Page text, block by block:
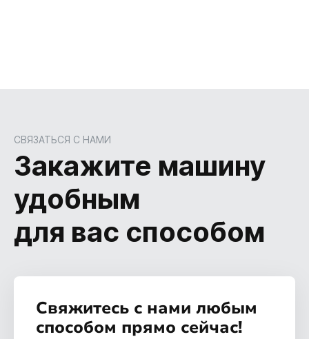
СВЯЗАТЬСЯ С НАМИ
Закажите машину
удобным
для вас способом
Свяжитесь с нами любым
способом прямо сейчас!